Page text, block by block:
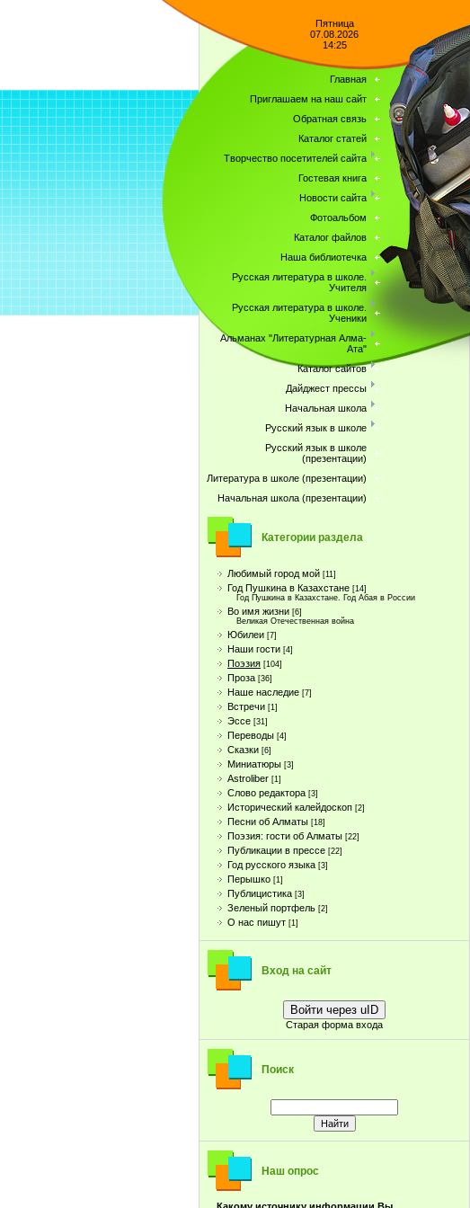
Пятница
07.08.2026
14:25
Главная
Приглашаем на наш сайт
Обратная связь
Каталог статей
Творчество посетителей сайта
Гостевая книга
Новости сайта
Фотоальбом
Каталог файлов
Наша библиотечка
Русская литература в школе.
Учителя
Русская литература в школе.
Ученики
Альманах "Литературная Алма-
Ата"
Каталог сайтов
Дайджест прессы
Начальная школа
Русский язык в школе
Русский язык в школе
(презентации)
Литература в школе (презентации)
Начальная школа (презентации)
Категории раздела
Любимый город мой [11]
Год Пушкина в Казахстане [14]
Год Пушкина в Казахстане. Год Абая в России
Во имя жизни [6]
Великая Отечественная война
Юбилеи [7]
Наши гости [4]
Поэзия [104]
Проза [36]
Наше наследие [7]
Встречи [1]
Эссе [31]
Переводы [4]
Сказки [6]
Миниатюры [3]
Astroliber [1]
Слово редактора [3]
Исторический калейдоскоп [2]
Песни об Алматы [18]
Поэзия: гости об Алматы [22]
Публикации в прессе [22]
Год русского языка [3]
Перышко [1]
Публицистика [3]
Зеленый портфель [2]
О нас пишут [1]
Вход на сайт
Войти через uID
Старая форма входа
Поиск
Наш опрос